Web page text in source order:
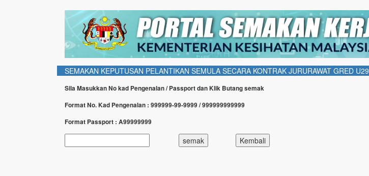
SEMAKAN KEPUTUSAN PELANTIKAN SEMULA SECARA KONTRAK JURURAWAT GRED U29
Sila Masukkan No kad Pengenalan / Passport dan Klik Butang semak
Format No. Kad Pengenalan : 999999-99-9999 / 999999999999
Format Passport : A99999999